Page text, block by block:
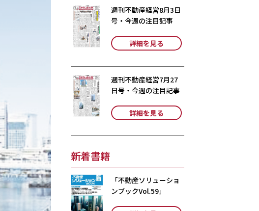
週刊不動産経営8月3日
号・今週の注目記事
詳細を見る
週刊不動産経営7月27
日号・今週の注目記事
詳細を見る
新着書籍
「不動産ソリューショ
ンブックVol.59」